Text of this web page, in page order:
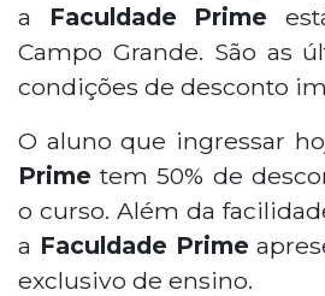
a Faculdade Prime
Campo Grande. São as
condições de desconto
O aluno que ingressar
Primetem 50% de
o curso. Além da
a Faculdade Prime
exclusivo de ensino.